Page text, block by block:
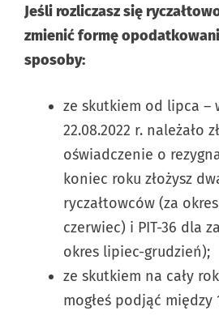
Jeśli rozliczasz się
zmienić formę
sposoby:
ze skutkiem od lipca –
22.08.2022 r. należało
oświadczenie o
koniec roku złożysz
ryczałtowców (za
czerwiec) i PIT-36 dla
okres lipiec-grudzień);
ze skutkiem na cały
mogłeś podjąć między